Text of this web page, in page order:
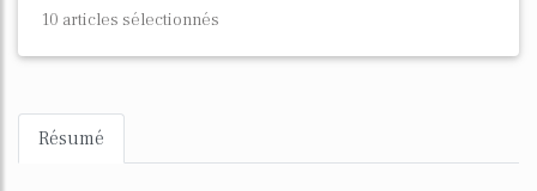
10 articles sélectionnés
Résumé